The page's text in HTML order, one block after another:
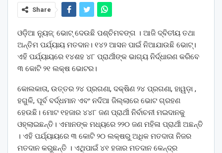
Share
ଓଡ଼ିଆ ନ୍ୟୁଜ୍: ଭୋଟ୍ ଦେଉଛି ପଶ୍ଚିମବଙ୍ଗ । ଆଜି ଦ୍ବିତୀୟ ତଥା
ଅନ୍ତିମ ପର୍ଯ୍ୟାୟ ମତଦାନ। ୧୪୨ ଆସନ ପାଇଁ ନିଆଯାଉଛି ଭୋଟ୍।
ଏହି ପର୍ଯ୍ୟାୟରେ ୧୪ଶହ ୪୮ ପ୍ରାର୍ଥୀଙ୍କ ଭାଗ୍ୟ ନିର୍ଦ୍ଧାରଣ କରିବେ
୩ କୋଟି ୨୧ ଲକ୍ଷ ଭୋଟର।
କୋଲକାତା, ଉତ୍ତର ୨୪ ପ୍ରଗଣା, ଦକ୍ଷିଣ ୨୪ ପ୍ରଗଣା, ହାୱଡ଼ା ,
ହଗୁଳି, ପୂର୍ବ ବର୍ଦ୍ଧମାନ ଏବଂ ନଦିଆ ଜିଲ୍ଲାରେ ଭୋଟ ଗ୍ରହଣ
ହେଉଛି। ମୋଟ ୧ହଜାର ୪୪୮ ଜଣ ପ୍ରାର୍ଥୀ ନିର୍ବାଚନୀ ମଇଦାନକୁ
ଓହ୍ଲାଇଛନ୍ତି। ଏମାନଙ୍କ ମଧ୍ୟରେ ୨୨୦ ଜଣ ମହିଳା ପ୍ରାର୍ଥୀ ଅଛନ୍ତି
। ଏହି ପର୍ଯ୍ୟାୟରେ ୩ କୋଟି ୨୦ ଲକ୍ଷରୁ ଅଧିକ ମତଦାତା ନିଜର
ମତଦାନ କରୁଛନ୍ତି । ଏଥିପାଇଁ ୪୧ ହଜାର ମତଦାନ କେନ୍ଦ୍ର